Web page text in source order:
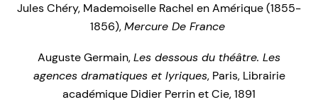
Jules Chéry, Mademoiselle Rachel en Amérique (1855-
1856),Mercure De France
Auguste Germain,Les dessous du théâtre. Les
agences dramatiques et lyriques, Paris, Librairie
académique Didier Perrin et Cie, 1891